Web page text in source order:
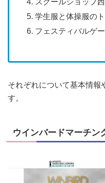
学生服と体操服の
フェスティバルゲー
それぞれについて基本情報
す。
ウインバードマーチン